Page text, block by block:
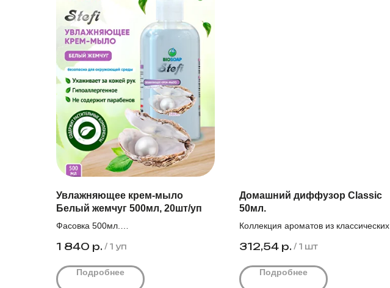
Увлажняющее крем-мыло
Белый жемчуг 500мл, 20шт/уп
Фасовка 500мл.
Оптовая цена за единицу с НДС 92,0₽
1 840 р. / 1 уп
Подробнее
Домашний диффузор Classic
50мл.
Коллекция ароматов из классических
Цена действует при заказе от 5000₽.
312,54 р. / 1 шт
Подробнее